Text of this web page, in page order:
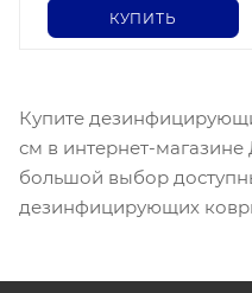
КУПИТЬ
Купите
см в интернет-магазине
большой выбор
дезинфицирующих